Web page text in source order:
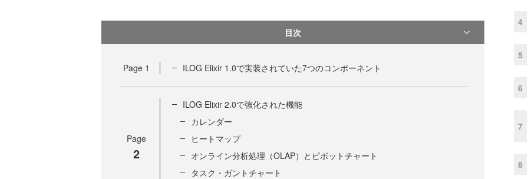
目次
Page 1 ILOG Elixir 1.0で実装されていた7つのコンポーネント
Page
2
ILOG Elixir 2.0で強化された機能
カレンダー
ヒートマップ
オンライン分析処理（OLAP）とピボットチャート
タスク・ガントチャート
4
5
6
7
8